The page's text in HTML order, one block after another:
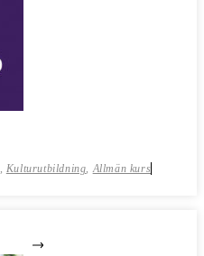
Kulturutbildning Allmän kurs